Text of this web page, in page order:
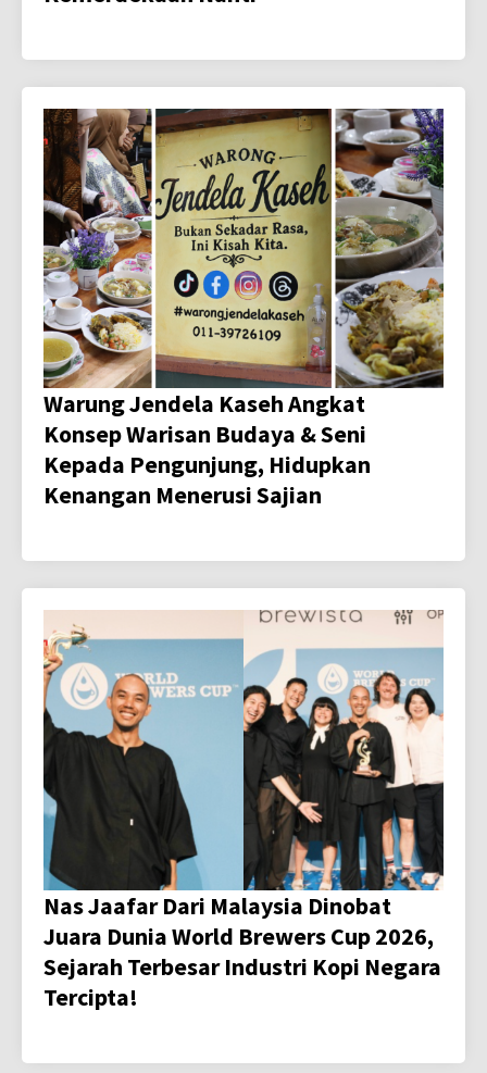
Warung Jendela Kaseh Angkat
Konsep Warisan Budaya & Seni
Kepada Pengunjung, Hidupkan
Kenangan Menerusi Sajian
Nas Jaafar Dari Malaysia Dinobat
Juara Dunia World Brewers Cup 2026,
Sejarah Terbesar Industri Kopi Negara
Tercipta!